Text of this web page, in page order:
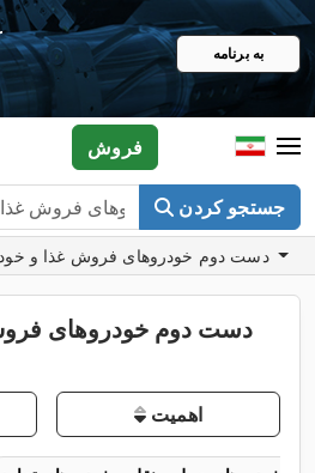
به برنامه
جستجو کردن
فروش
/ ... / دست دوم خودروهای فروش غذا و خودروهای فروشگاهی
دست دوم خودروهای
اهمیت